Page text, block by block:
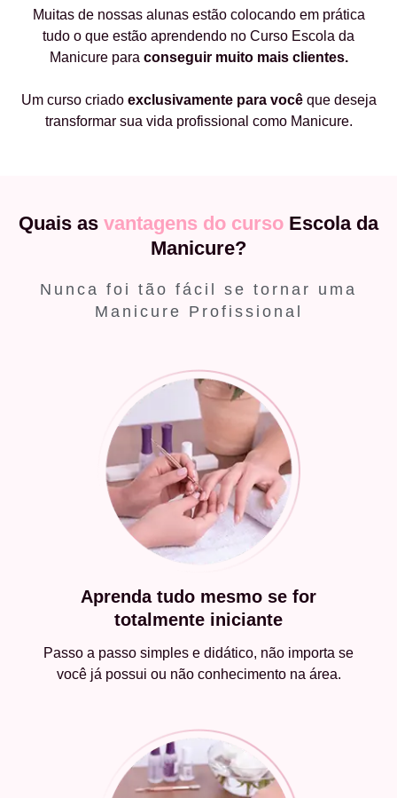
Muitas de nossas alunas estão colocando em prática
tudo o que estão aprendendo no Curso Escola da
Manicure para conseguir muito mais clientes.
Um curso criado exclusivamente para vocêque deseja
transformar sua vida profissional como Manicure.
Quais as vantagens do curso Escola da
Manicure?
Nunca foi tão fácil se tornar uma
Manicure Profissional
Aprenda tudo mesmo se for
totalmente iniciante
Passo a passo simples e didático, não importa se
você já possui ou não conhecimento na área.